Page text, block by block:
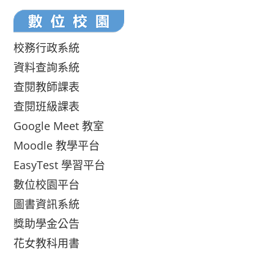
校務行政系統
資料查詢系統
查閱教師課表
查閱班級課表
Google Meet 教室
Moodle 教學平台
EasyTest 學習平台
數位校園平台
圖書資訊系統
獎助學金公告
花女教科用書